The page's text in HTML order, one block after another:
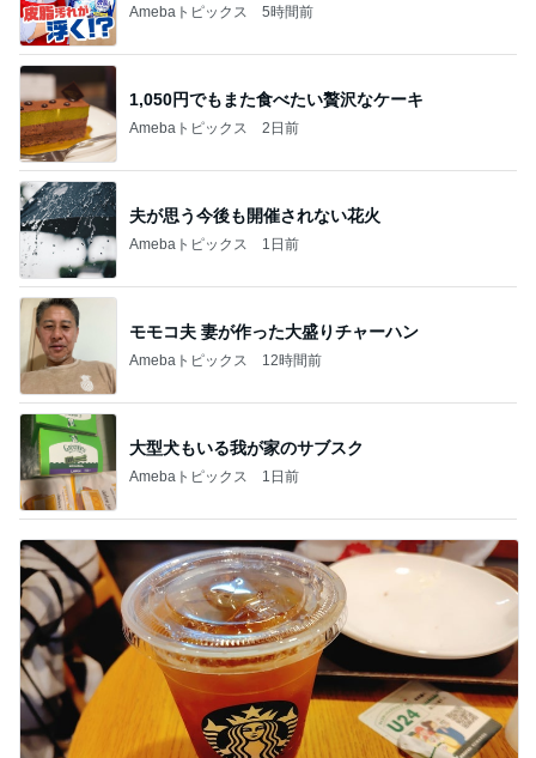
Amebaトピックス 5時間前
1,050円でもまた食べたい贅沢なケーキ
Amebaトピックス 2日前
夫が思う今後も開催されない花火
Amebaトピックス 1日前
モモコ夫 妻が作った大盛りチャーハン
Amebaトピックス 12時間前
大型犬もいる我が家のサブスク
Amebaトピックス 1日前